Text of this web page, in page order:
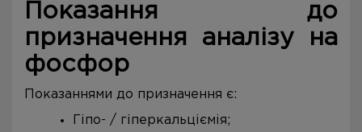
Показання до
призначення аналізу на
фосфор
Показаннями до призначення є:
Гіпо- / гіперкальціємія;